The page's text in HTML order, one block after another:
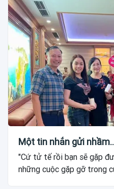
Một tin nhắn gửi
"Cứ tử tế rồi bạn sẽ gặp
những cuộc gặp gỡ trong